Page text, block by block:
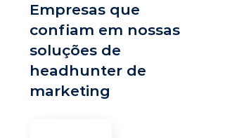
Empresas que
confiam em nossas
soluções de
headhunter de
marketing